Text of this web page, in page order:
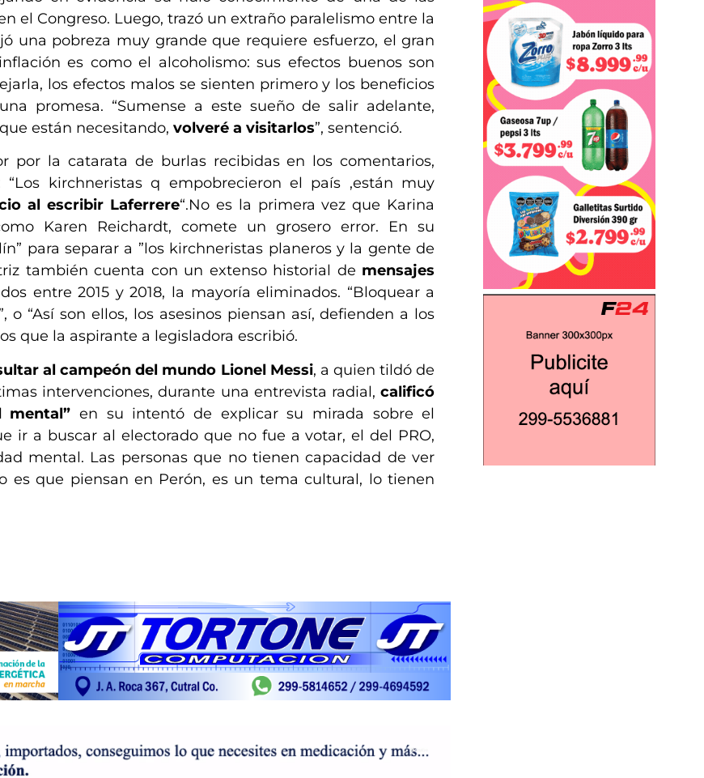
el Congreso. Luego, trazó un extraño paralelismo entre la
una pobreza muy grande que requiere esfuerzo, el gran
es como el alcoholismo: sus efectos buenos son
los efectos malos se sienten primero y los beneficios
promesa. “Sumense a este sueño de salir adelante,
están necesitando, volveré a visitarlos”, sentenció.
por la catarata de burlas recibidas en los comentarios,
kirchneristas q empobrecieron el país ,están muy
al escribir Laferrere“.No es la primera vez que Karina
Karen Reichardt, comete un grosero error. En su
para separar a ”los kirchneristas planeros y la gente de
también cuenta con un extenso historial de mensajes
entre 2015 y 2018, la mayoría eliminados. “Bloquear a
o “Así son ellos, los asesinos piensan así, defienden a los
que la aspirante a legisladora escribió.
al campeón del mundo Lionel Messi, a quien tildó de
intervenciones, durante una entrevista radial,calificó
mental” en su intentó de explicar su mirada sobre el
ir a buscar al electorado que no fue a votar, el del PRO,
mental. Las personas que no tienen capacidad de ver
es que piensan en Perón, es un tema cultural, lo tienen